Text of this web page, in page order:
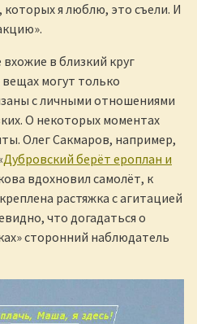
я люблю, это съели. И
в близкий круг
могут только
с личными отношениями
О некоторых моментах
Олег Сакмаров, например,
Дубровский берёт ероплан и
вдохновил самолёт, к
растяжка с агитацией
что догадаться о
сторонний наблюдатель